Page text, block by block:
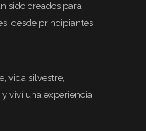
sido creados para
desde principiantes
vida silvestre,
viví una experiencia